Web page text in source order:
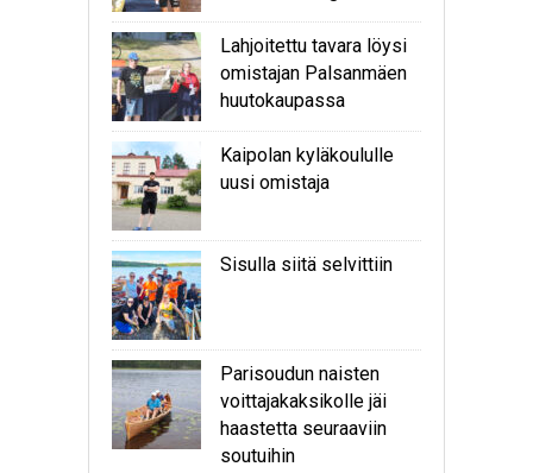
Lahjoitettu tavara löysi
omistajan Palsanmäen
huutokaupassa
Kaipolan kyläkoululle
uusi omistaja
Sisulla siitä selvittiin
Parisoudun naisten
voittajakaksikolle jäi
haastetta seuraaviin
soutuihin